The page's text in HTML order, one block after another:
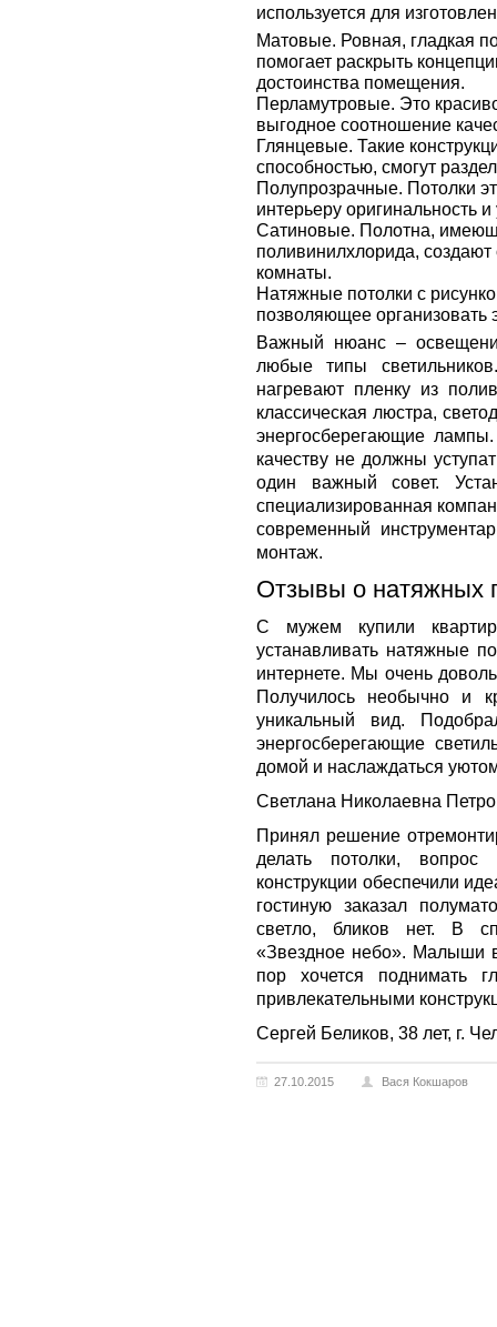
используется для
Матовые. Ровная, гладкая
помогает раскрыть
достоинства помещения.
Перламутровые. Это
выгодное соотношение
Глянцевые. Такие
способностью, смогут
Полупрозрачные. Потолки
интерьеру оригинальность
Сатиновые. Полотна,
поливинилхлорида,
комнаты.
Натяжные потолки с
позволяющее организовать
Важный нюанс –
любые типы
нагревают пленку из
классическая люстра,
энергосберегающие
качеству не должны
один важный совет.
специализированная
современный
монтаж.
Отзывы о натяжных
С мужем купили
устанавливать натяжные
интернете. Мы очень
Получилось необычно и
уникальный вид.
энергосберегающие
домой и наслаждаться
Светлана Николаевна
Принял решение
делать потолки,
конструкции обеспечили
гостиную заказал
светло, бликов нет. В
«Звездное небо». Малыши
пор хочется поднимать
привлекательными
Сергей Беликов, 38 лет, г.
27.10.2015 Вася Кокшаров